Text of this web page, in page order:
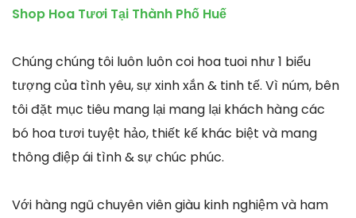
Shop Hoa Tươi Tại Thành Phố Huế
Chúng chúng tôi luôn luôn coi hoa tuoi như 1 biểu
tượng của tình yêu, sự xinh xắn & tinh tế. Vì núm, bên
tôi đặt mục tiêu mang lại mang lại khách hàng các
bó hoa tươi tuyệt hảo, thiết kế khác biệt và mang
thông điệp ái tình & sự chúc phúc.
Với hàng ngũ chuyên viên giàu kinh nghiệm và ham